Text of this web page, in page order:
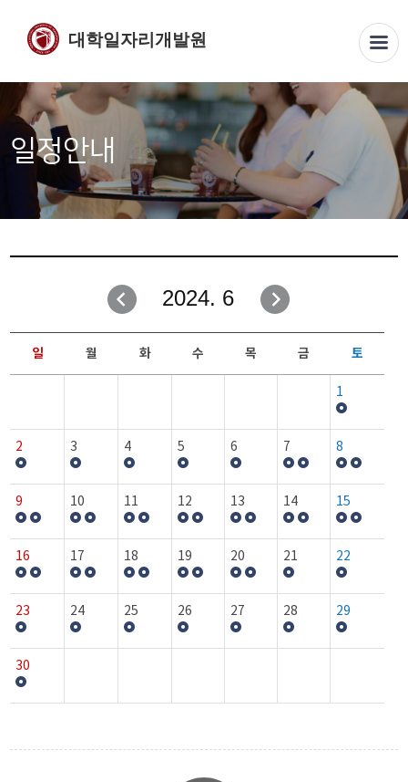
대학일자리개발원
일정안내
2024. 6
일 월 화 수 목 금 토
1
2 3 4 5 6 7 8
9 10 11 12 13 14 15
16 17 18 19 20 21 22
23 24 25 26 27 28 29
30